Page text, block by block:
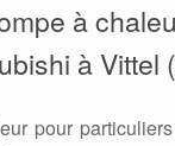
à
à Vittel
pour